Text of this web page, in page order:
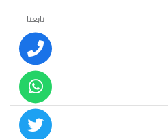
تابعنا